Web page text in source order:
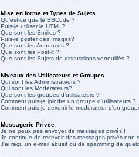
Mise en forme et Types de Sujets
Qu'est-ce que le BBCode ?
Puis-je utiliser le HTML?
Que sont les Smilies ?
Puis-je poster des Images?
Que sont les Annonces ?
Que sont les Post-it ?
Que sont les Sujets de discussions verrouillés ?
Niveaux des Utilisateurs et Groupes
Qui sont les Administrateurs ?
Qui sont les Modérateurs?
Que sont les groupes d'utilisateurs ?
Comment puis-je joindre un groupe d'utilisateurs ?
Comment puis-je devenir le modérateur d'un
Messagerie Privée
Je ne peux pas envoyer de messages privés !
Je continue de recevoir des messages privés non-
J'ai reçu un e-mail abusif ou de spamming de